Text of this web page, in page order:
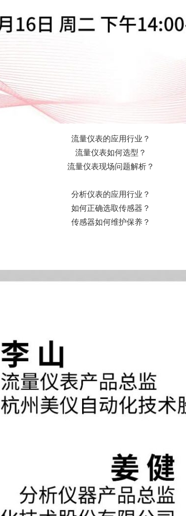
流量仪表的应用行业？
流量仪表如何选型？
流量仪表现场问题解析？
分析仪表的应用行业？
如何正确选取传感器？
传感器如何维护保养？